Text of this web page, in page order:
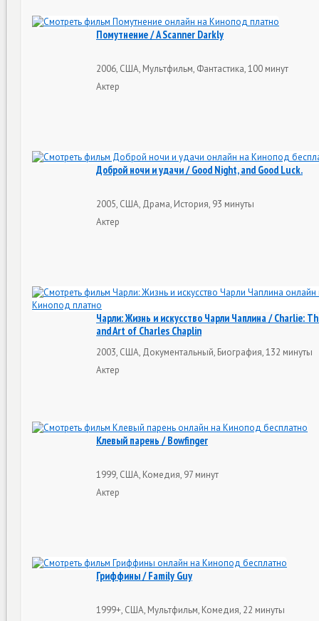
Помутнение / A Scanner Darkly
2006, США, Мультфильм, Фантастика, 100 минут
Актер
Доброй ночи и удачи / Good Night, and Good Luck.
2005, США, Драма, История, 93 минуты
Актер
Чарли: Жизнь и искусство Чарли Чаплина / Charlie:
and Art of Charles Chaplin
2003, США, Документальный, Биография, 132 минуты
Актер
Клевый парень / Bowfinger
1999, США, Комедия, 97 минут
Актер
Гриффины / Family Guy
1999+, США, Мультфильм, Комедия, 22 минуты